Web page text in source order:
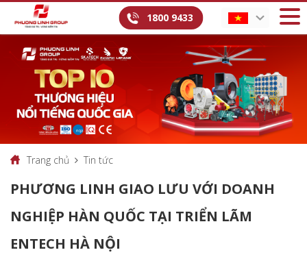
1800 9433
Trang chủ Tin tức
PHƯƠNG LINH GIAO LƯU VỚI DOANH
NGHIỆP HÀN QUỐC TẠI TRIỂN LÃM
ENTECH HÀ NỘI